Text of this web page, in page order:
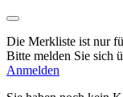
Die Merkliste ist nur
Bitte melden Sie sich
Anmelden